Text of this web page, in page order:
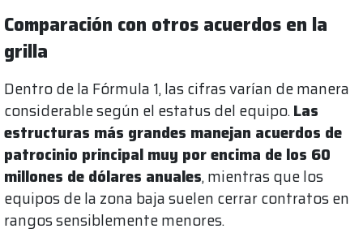
Comparación con otros acuerdos en la
grilla
Dentro de la Fórmula 1, las cifras varían de manera
considerable según el estatus del equipo.Las
estructuras más grandes manejan acuerdos de
patrocinio principal muy por encima de los 60
millones de dólares anuales, mientras que los
equipos de la zona baja suelen cerrar contratos en
rangos sensiblemente menores.